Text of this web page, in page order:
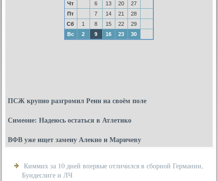
Чт
6 13 20
27
Пт
7 14 21
28
Сб
1 8 15 22
29
Вс
2 9 16 23 30
ПСЖ крупно разгромил Ренн на своём поле
Симеоне: Надеюсь остаться в Атлетико
ВФВ уже ищет замену Алекно и Маричеву
Киммих за 10 дней впервые отличился в сборной Германии,
Бундеслиге и ЛЧ